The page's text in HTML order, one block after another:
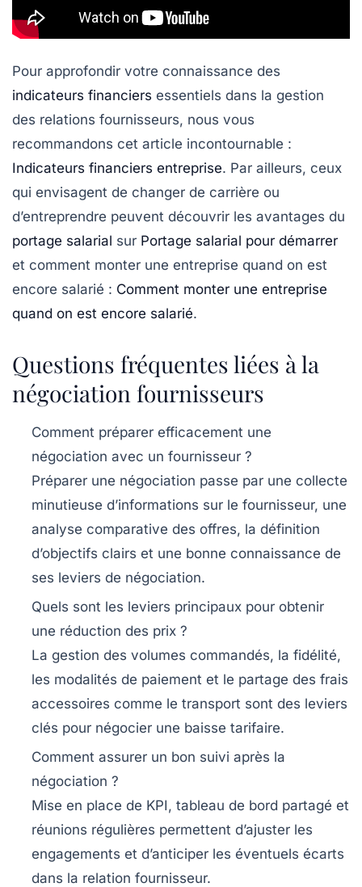
Pour approfondir votre connaissance des
indicateurs financiers essentiels dans la gestion
des relations fournisseurs, nous vous
recommandons cet article incontournable :
Indicateurs financiers entreprise. Par ailleurs, ceux
qui envisagent de changer de carrière ou
d’entreprendre peuvent découvrir les avantages du
portage salarial sur Portage salarial pour démarrer
et comment monter une entreprise quand on est
encore salarié : Comment monter une entreprise
quand on est encore salarié.
Questions fréquentes liées à la
négociation fournisseurs
Comment préparer efficacement une
négociation avec un fournisseur ?
Préparer une négociation passe par une collecte
minutieuse d’informations sur le fournisseur, une
analyse comparative des offres, la définition
d’objectifs clairs et une bonne connaissance de
ses leviers de négociation.
Quels sont les leviers principaux pour obtenir
une réduction des prix ?
La gestion des volumes commandés, la fidélité,
les modalités de paiement et le partage des frais
accessoires comme le transport sont des leviers
clés pour négocier une baisse tarifaire.
Comment assurer un bon suivi après la
négociation ?
Mise en place de KPI, tableau de bord partagé et
réunions régulières permettent d’ajuster les
engagements et d’anticiper les éventuels écarts
dans la relation fournisseur.